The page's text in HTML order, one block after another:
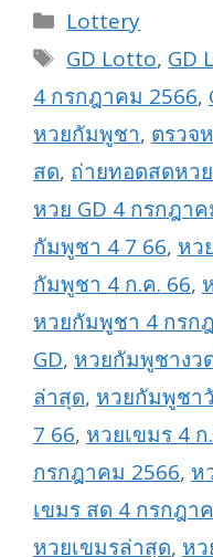
Categories
Lottery
Tags
GD Lotto, GD
4 กรกฎาคม 2566,
หวยกัมพูชา, ตรวจ
สด, ถ่ายทอดสดหว
หวย GD 4 กรกฎา
กัมพูชา 4 7 66, หว
กัมพูชา 4 ก.ค. 66,
หวยกัมพูชา 4 กรก
GD, หวยกัมพูชางว
ล่าสุด, หวยกัมพูชา
7 66, หวยเขมร 4 ก
กรกฎาคม 2566, ห
เขมร สด 4 กรกฎา
หวยเขมรล่าสุด, หว